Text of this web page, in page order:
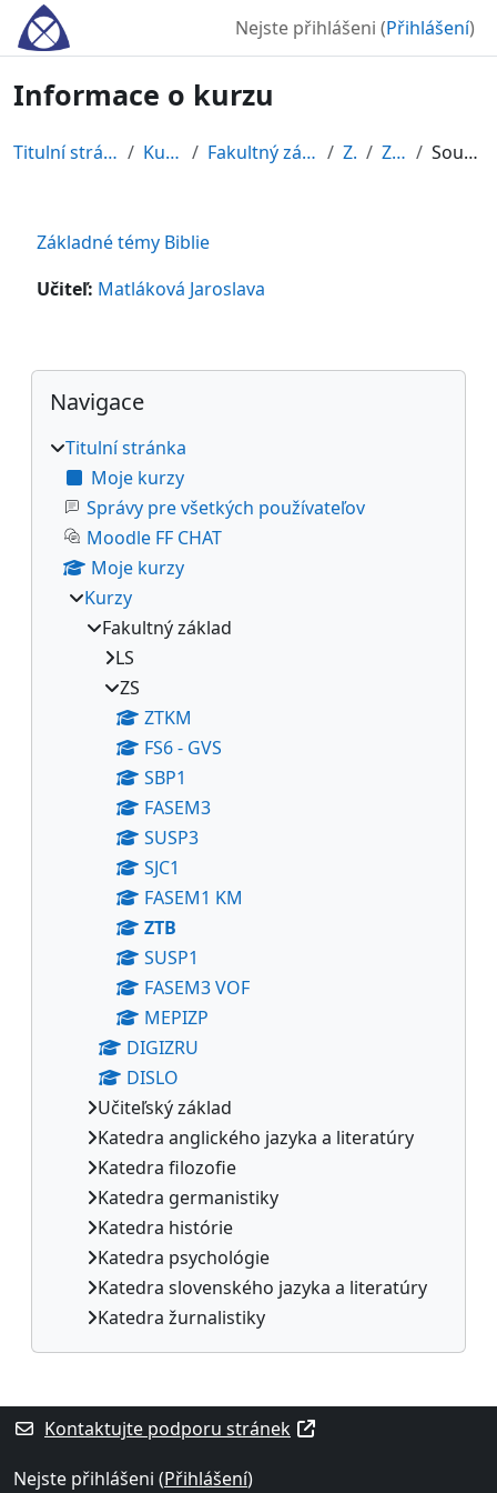
Přejít k hlavnímu obsahu
Nejste přihlášeni (Přihlášení)
Informace o kurzu
Titulní stránka Kurzy Fakultný základ ZS ZTB Souhrn
Základné témy Biblie
Učiteľ: Matláková Jaroslava
Bloky
Přeskočit: Navigace
Navigace
Titulní stránka
Moje kurzy
Správy pre všetkých používateľov
Moodle FF CHAT
Moje kurzy
Kurzy
Fakultný základ
LS
ZS
ZTKM
FS6 - GVS
SBP1
FASEM3
SUSP3
SJC1
FASEM1 KM
ZTB
SUSP1
FASEM3 VOF
MEPIZP
DIGIZRU
DISLO
Učiteľský základ
Katedra anglického jazyka a literatúry
Katedra filozofie
Katedra germanistiky
Katedra histórie
Katedra psychológie
Katedra slovenského jazyka a literatúry
Katedra žurnalistiky
Supplementary blocks
Kontaktujte podporu stránek
Nejste přihlášeni (Přihlášení)